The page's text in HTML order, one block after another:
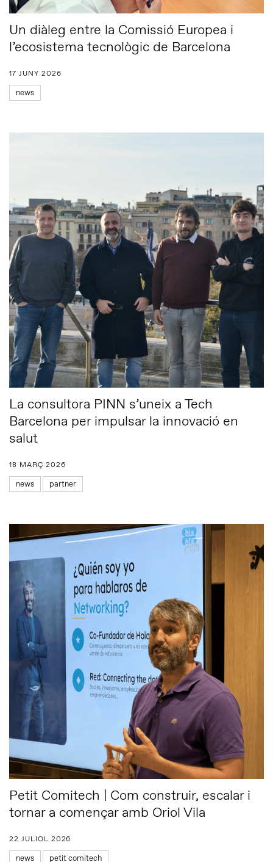
Un diàleg entre la Comissió Europea i
l’ecosistema tecnològic de Barcelona
17 JUNY 2026
news
La consultora PINN s’uneix a Tech
Barcelona per impulsar la innovació en
salut
18 MARÇ 2026
news partner
Petit Comitech | Com construir, escalar i
tornar a començar amb Oriol Vila
22 JULIOL 2026
news petit comitech